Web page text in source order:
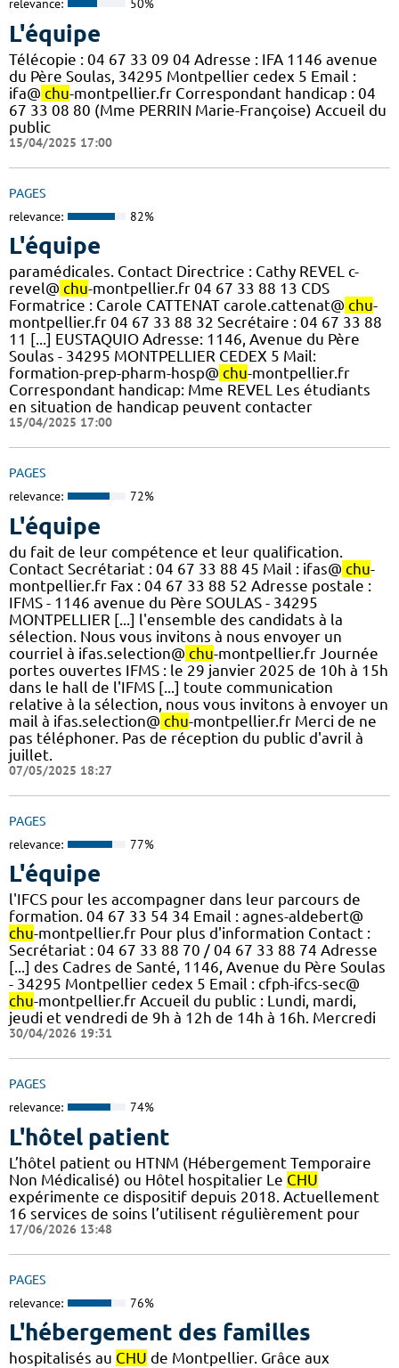
relevance: 50%
L'équipe
Télécopie : 04 67 33 09 04 Adresse : IFA 1146 avenue
du Père Soulas, 34295 Montpellier cedex 5 Email :
ifa@ chu-montpellier.fr Correspondant handicap : 04
67 33 08 80 (Mme PERRIN Marie-Françoise) Accueil du
public
15/04/2025 17:00
PAGES
relevance: 82%
L'équipe
paramédicales. Contact Directrice : Cathy REVEL c-
revel@ chu-montpellier.fr 04 67 33 88 13 CDS
Formatrice : Carole CATTENAT carole.cattenat@ chu-
montpellier.fr 04 67 33 88 32 Secrétaire : 04 67 33 88
11 [...] EUSTAQUIO Adresse: 1146, Avenue du Père
Soulas - 34295 MONTPELLIER CEDEX 5 Mail:
formation-prep-pharm-hosp@ chu-montpellier.fr
Correspondant handicap: Mme REVEL Les étudiants
en situation de handicap peuvent contacter
15/04/2025 17:00
PAGES
relevance: 72%
L'équipe
du fait de leur compétence et leur qualification.
Contact Secrétariat : 04 67 33 88 45 Mail : ifas@ chu-
montpellier.fr Fax : 04 67 33 88 52 Adresse postale :
IFMS - 1146 avenue du Père SOULAS - 34295
MONTPELLIER [...] l'ensemble des candidats à la
sélection. Nous vous invitons à nous envoyer un
courriel à ifas.selection@ chu-montpellier.fr Journée
portes ouvertes IFMS : le 29 janvier 2025 de 10h à 15h
dans le hall de l'IFMS [...] toute communication
relative à la sélection, nous vous invitons à envoyer un
mail à ifas.selection@ chu-montpellier.fr Merci de ne
pas téléphoner. Pas de réception du public d'avril à
juillet.
07/05/2025 18:27
PAGES
relevance: 77%
L'équipe
l'IFCS pour les accompagner dans leur parcours de
formation. 04 67 33 54 34 Email : agnes-aldebert@
chu-montpellier.fr Pour plus d'information Contact :
Secrétariat : 04 67 33 88 70 / 04 67 33 88 74 Adresse
[...] des Cadres de Santé, 1146, Avenue du Père Soulas
- 34295 Montpellier cedex 5 Email : cfph-ifcs-sec@
chu-montpellier.fr Accueil du public : Lundi, mardi,
jeudi et vendredi de 9h à 12h de 14h à 16h. Mercredi
30/04/2026 19:31
PAGES
relevance: 74%
L'hôtel patient
L’hôtel patient ​​ou HTNM (Hébergement Temporaire
Non Médicalisé)​​​​​​ ou Hôtel hospitalier Le CHU
expérimente ce dispositif depuis 2018. Actuellement
16 services de soins l’utilisent régulièrement pour
17/06/2026 13:48
PAGES
relevance: 76%
L'hébergement des familles
hospitalisés au CHU de Montpellier. Grâce aux